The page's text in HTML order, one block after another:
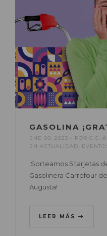
GASOLINA
ENE 09, 2023 POR C.C.
EN ACTUALIDAD
¡Sorteamos 5 tarjetas
Gasolinera Carrefour
Augusta!
LEER MÁS